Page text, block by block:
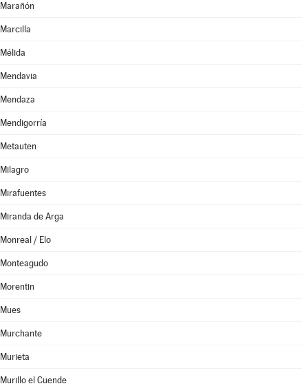
Marañón
Marcilla
Mélida
Mendavia
Mendaza
Mendigorría
Metauten
Milagro
Mirafuentes
Miranda de Arga
Monreal / Elo
Monteagudo
Morentin
Mues
Murchante
Murieta
Murillo el Cuende